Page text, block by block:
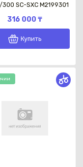
SC-SXC M2199301
316 000 ₸
Купить